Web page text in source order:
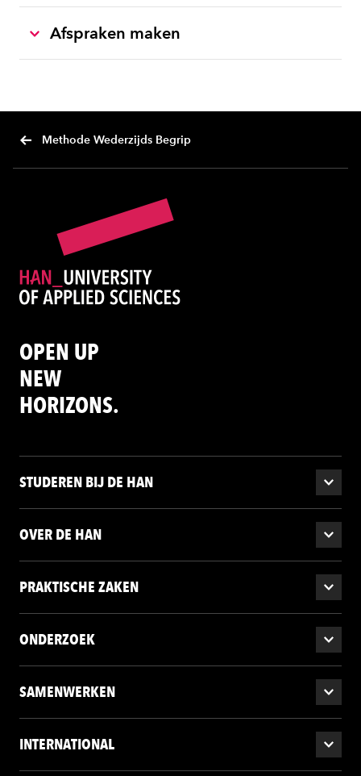
Afspraken maken
Methode Wederzijds Begrip
OPEN UP
NEW
HORIZONS.
STUDEREN BIJ DE HAN
OVER DE HAN
PRAKTISCHE ZAKEN
ONDERZOEK
SAMENWERKEN
INTERNATIONAL